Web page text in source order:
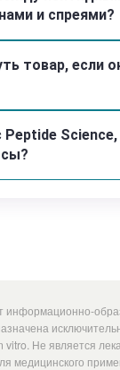
циклов
УФ-
условия при
[Tyr-Leu-
Cys-Gly-Phe]
и спреями?
товар, если
Peptide Science,
информационно-
vitro. Не является
медицинского